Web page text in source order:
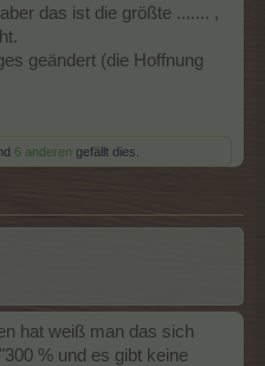
das ist die größte ....... ,
geändert (die Hoffnung
6 anderen gefällt dies.
hat weiß man das sich
% und es gibt keine